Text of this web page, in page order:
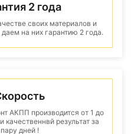
2 года
своих материалов и
на них гарантию 2 года.
АКПП производится от 1 до
результат за
пару дней !